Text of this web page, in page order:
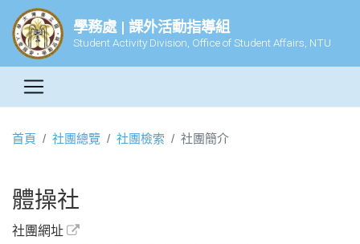
學務處 | 課外活動指導組
Student Activity Division, Office of Student Affairs, NTU
首頁 社團總覽 社團檢索 社團簡介
體操社
社團網址